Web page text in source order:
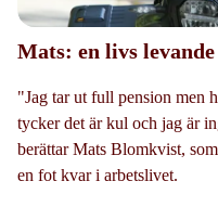
Mats: en livs
"Jag tar ut full pension men
tycker det är kul och jag är
berättar Mats Blomkvist,
en fot kvar i arbetslivet.